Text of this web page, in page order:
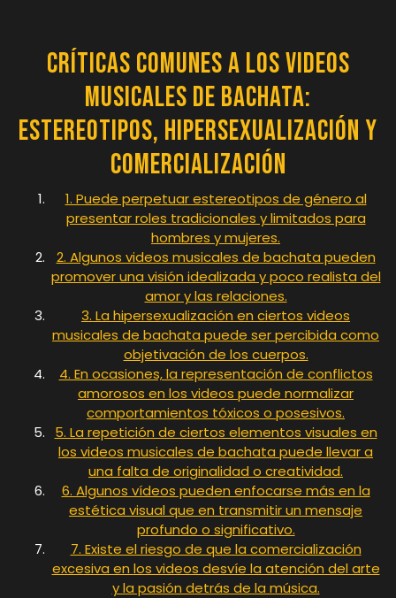
Críticas Comunes a los Videos
Musicales de Bachata:
Estereotipos, Hipersexualización y
Comercialización
1. Puede perpetuar estereotipos de género al
presentar roles tradicionales y limitados para
hombres y mujeres.
2. Algunos videos musicales de bachata pueden
promover una visión idealizada y poco realista del
amor y las relaciones.
3. La hipersexualización en ciertos videos
musicales de bachata puede ser percibida como
objetivación de los cuerpos.
4. En ocasiones, la representación de conflictos
amorosos en los videos puede normalizar
comportamientos tóxicos o posesivos.
5. La repetición de ciertos elementos visuales en
los videos musicales de bachata puede llevar a
una falta de originalidad o creatividad.
6. Algunos vídeos pueden enfocarse más en la
estética visual que en transmitir un mensaje
profundo o significativo.
7. Existe el riesgo de que la comercialización
excesiva en los videos desvíe la atención del arte
y la pasión detrás de la música.